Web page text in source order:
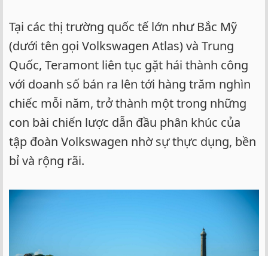
Tại các thị trường quốc tế lớn như Bắc Mỹ
(dưới tên gọi Volkswagen Atlas) và Trung
Quốc, Teramont liên tục gặt hái thành công
với doanh số bán ra lên tới hàng trăm nghìn
chiếc mỗi năm, trở thành một trong những
con bài chiến lược dẫn đầu phân khúc của
tập đoàn Volkswagen nhờ sự thực dụng, bền
bỉ và rộng rãi.